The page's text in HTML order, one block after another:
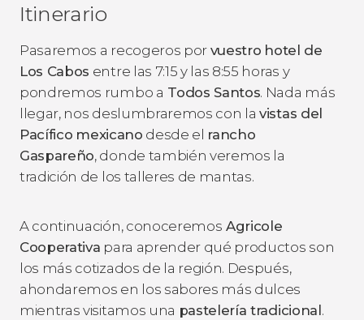
Itinerario
Pasaremos a recogeros por vuestro hotel de
Los Cabos entre las 7:15 y las 8:55 horas y
pondremos rumbo a Todos Santos. Nada más
llegar, nos deslumbraremos con lavistas del
Pacífico mexicano desde el rancho
Gaspareño, donde también veremos la
tradición de los talleres de mantas.
A continuación, conoceremos Agricole
Cooperativa para aprender qué productos son
los más cotizados de la región. Después,
ahondaremos en los sabores más dulces
mientras visitamos una pastelería tradicional .